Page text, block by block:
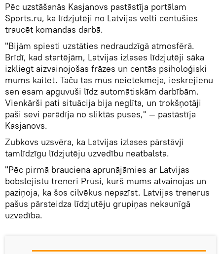
Pēc uzstāšanās Kasjanovs pastāstīja portālam
Sports.ru, ka līdzjutēji no Latvijas velti centušies
traucēt komandas darbā.
"Bijām spiesti uzstāties nedraudzīgā atmosfērā.
Brīdī, kad startējām, Latvijas izlases līdzjutēji sāka
izkliegt aizvainojošas frāzes un centās psiholoģiski
mums kaitēt. Taču tas mūs neietekmēja, ieskrējienu
sen esam apguvuši līdz automātiskām darbībām.
Vienkārši pati situācija bija neglīta, un trokšņotāji
paši sevi parādīja no sliktās puses," — pastāstīja
Kasjanovs.
Zubkovs uzsvēra, ka Latvijas izlases pārstāvji
tamlīdzīgu līdzjutēju uzvedību neatbalsta.
"Pēc pirmā brauciena aprunājāmies ar Latvijas
bobslejistu treneri Prūsi, kurš mums atvainojās un
paziņoja, ka šos cilvēkus nepazīst. Latvijas trenerus
pašus pārsteidza līdzjutēju grupiņas nekaunīgā
uzvedība.